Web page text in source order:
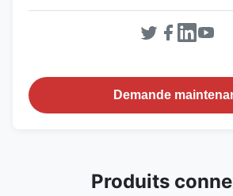
Demande
Produits